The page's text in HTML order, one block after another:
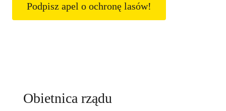
Podpisz apel o ochronę lasów!
Obietnica rządu